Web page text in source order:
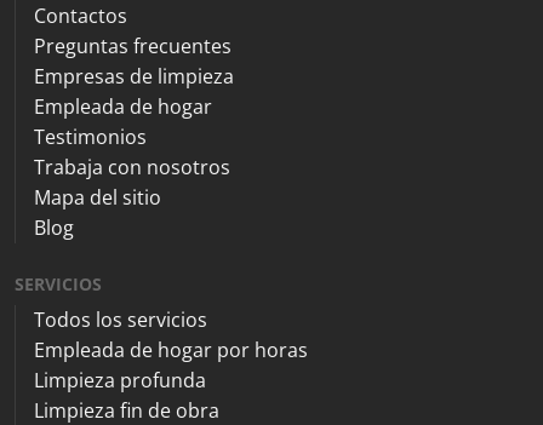
Contactos
Preguntas frecuentes
Empresas de limpieza
Empleada de hogar
Testimonios
Trabaja con nosotros
Mapa del sitio
Blog
SERVICIOS
Todos los servicios
Empleada de hogar por horas
Limpieza profunda
Limpieza fin de obra